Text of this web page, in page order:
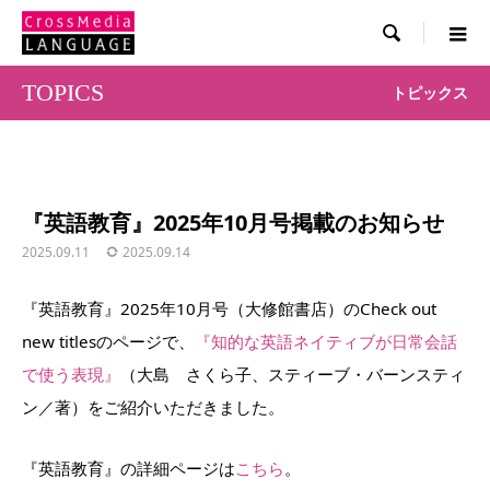

TOPICS トピックス
『英語教育』2025年10月号掲載のお知らせ
2025.09.11 2025.09.14
『英語教育』2025年10月号（大修館書店）のCheck out
new titlesのページで、
『知的な英語ネイティブが日常会話
で使う表現』
（大島 さくら子、スティーブ・バーンスティ
ン／著）をご紹介いただきました。
『英語教育』の詳細ページはこちら。